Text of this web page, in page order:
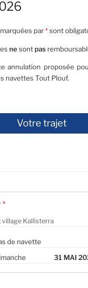
par*sont
nesontpas
annulation proposée
navettes Tout Plouf.
Votre trajet
*
de navette
31 MAI
village Kallisterra